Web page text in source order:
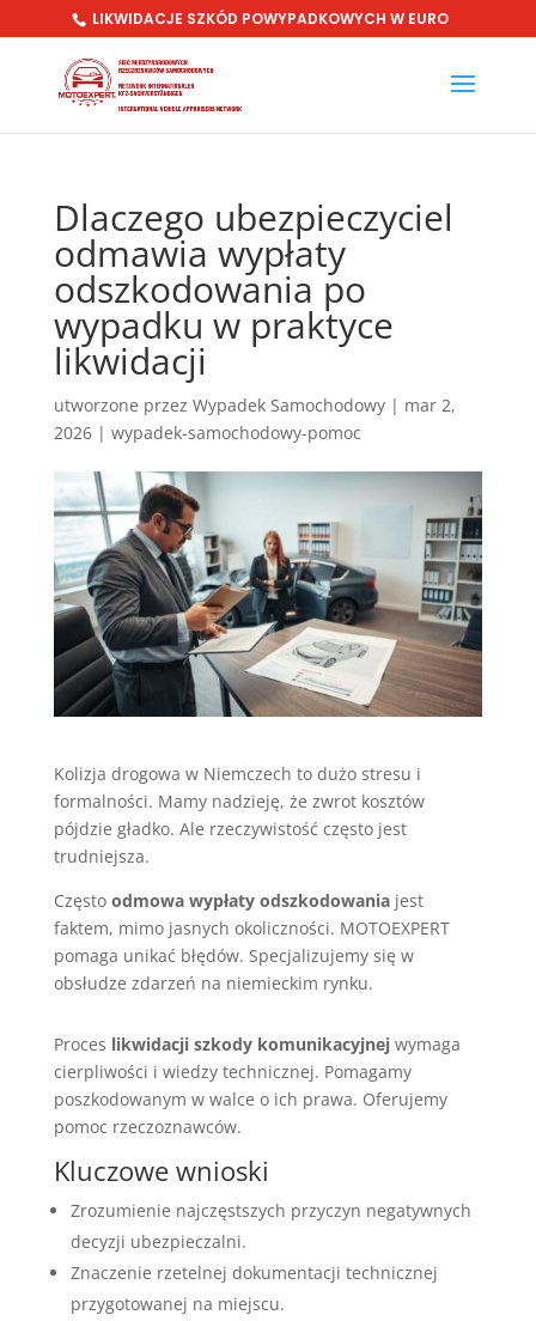
LIKWIDACJE SZKÓD POWYPADKOWYCH W EURO
Dlaczego ubezpieczyciel
odmawia wypłaty
odszkodowania po
wypadku w praktyce
likwidacji
utworzone przez Wypadek Samochodowy| mar 2,
2026| wypadek-samochodowy-pomoc
Kolizja drogowa w Niemczech to dużo stresu i
formalności. Mamy nadzieję, że zwrot kosztów
pójdzie gładko. Ale rzeczywistość często jest
trudniejsza.
Często odmowa wypłaty odszkodowaniajest
faktem, mimo jasnych okoliczności. MOTOEXPERT
pomaga unikać błędów. Specjalizujemy się w
obsłudze zdarzeń na niemieckim rynku.
Proces likwidacji szkody komunikacyjnejwymaga
cierpliwości i wiedzy technicznej. Pomagamy
poszkodowanym w walce o ich prawa. Oferujemy
pomoc rzeczoznawców.
Kluczowe wnioski
Zrozumienie najczęstszych przyczyn negatywnych
decyzji ubezpieczalni.
Znaczenie rzetelnej dokumentacji technicznej
przygotowanej na miejscu.